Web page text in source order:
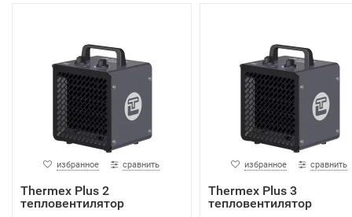
избранное сравнить
Тhermex Plus 2
тепловентилятор
избранное сравнить
Тhermex Plus 3
тепловентилятор